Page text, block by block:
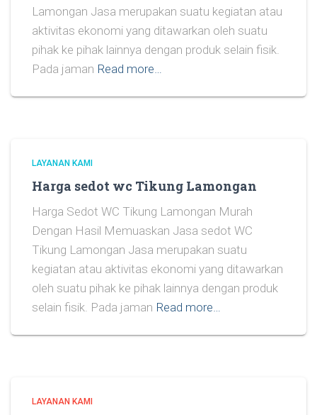
Lamongan Jasa merupakan suatu kegiatan atau
aktivitas ekonomi yang ditawarkan oleh suatu
pihak ke pihak lainnya dengan produk selain fisik.
Pada jaman Read more…
LAYANAN KAMI
Harga sedot wc Tikung Lamongan
Harga Sedot WC Tikung Lamongan Murah
Dengan Hasil Memuaskan Jasa sedot WC
Tikung Lamongan Jasa merupakan suatu
kegiatan atau aktivitas ekonomi yang ditawarkan
oleh suatu pihak ke pihak lainnya dengan produk
selain fisik. Pada jaman Read more…
LAYANAN KAMI